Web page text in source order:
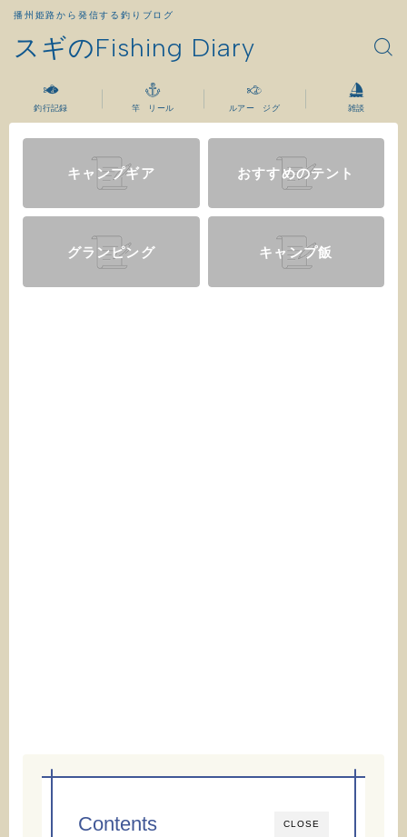
スギのFishing Diary
播州姫路から発信する釣りブログ
釣行記録 竿 リール ルアー ジグ 雑談
キャンプギア おすすめのテント
グランピング キャンプ飯
CLOSE
Contents